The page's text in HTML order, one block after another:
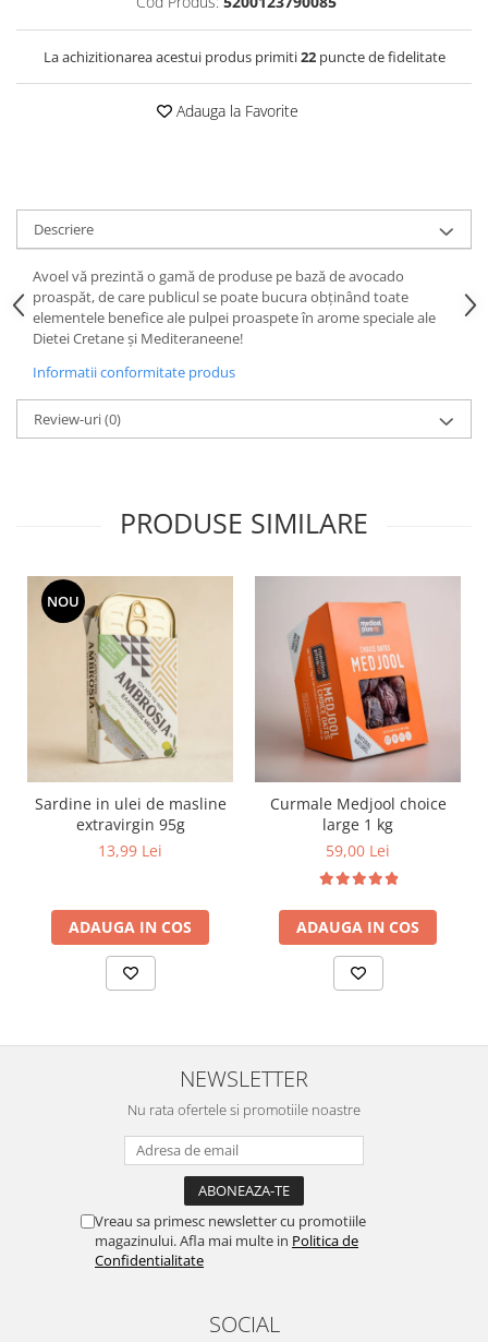
La achizitionarea acestui produs primiti22puncte de fidelitate
Adauga la Favorite
Descriere
Avoel vă prezintă o gamă de produse pe bază de avocado
proaspăt, de care publicul se poate bucura obținând toate
elementele benefice ale pulpei proaspete în arome speciale ale
Dietei Cretane și Mediteraneene!
Informatii conformitate produs
Review-uri(0)
PRODUSE SIMILARE
NOU
Sardine in ulei de masline
extravirgin 95g
13,99 Lei
ADAUGA IN COS
Curmale Medjool choice
large 1 kg
59,00 Lei
ADAUGA IN COS
NEWSLETTER
Nu rata ofertele si promotiile noastre
Vreau sa primesc newsletter cu promotiile
magazinului. Afla mai multe in Politica de
Confidentialitate
SOCIAL